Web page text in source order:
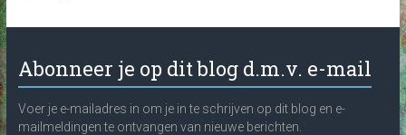
Abonneer je op dit blog d.m.v. e-mail
Voer je e-mailadres in om je in te schrijven op dit blog en e-
mailmeldingen te ontvangen van nieuwe berichten.